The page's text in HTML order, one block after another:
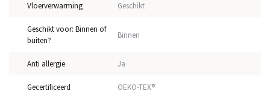
Vloerverwarming Geschikt
Geschikt voor: Binnen of
buiten?
Binnen
Anti allergie Ja
Gecertificeerd OEKO-TEX®